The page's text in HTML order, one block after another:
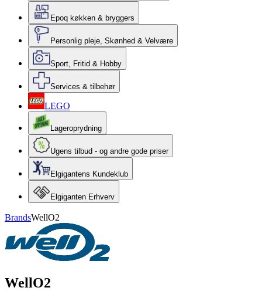
Epoq køkken & bryggers
Personlig pleje, Skønhed & Velvære
Sport, Fritid & Hobby
Services & tilbehør
LEGO
Lageroprydning
Ugens tilbud - og andre gode priser
Elgigantens Kundeklub
Elgiganten Erhverv
BrandsWellO2
WellO2